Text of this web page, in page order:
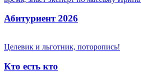
Абитуриент 2026
Целевик и льготник, поторопись!
Кто есть кто